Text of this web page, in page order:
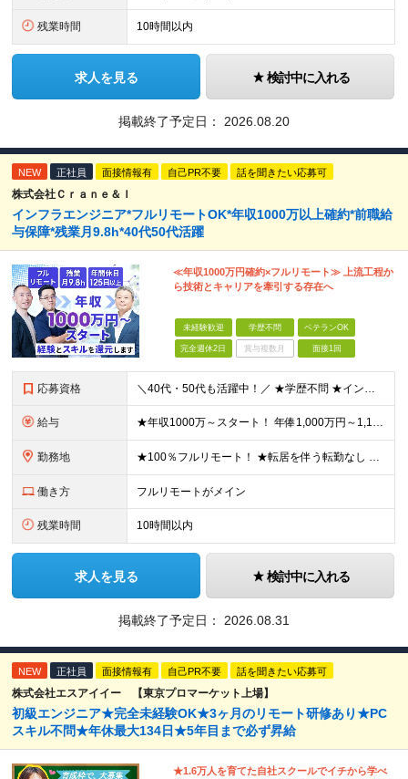
残業時間 10時間以内
求人を見る 検討中に入れる
掲載終了予定日： 2026.08.20
NEW 正社員 面接情報有 自己PR不要 話を聞きたい応募可
株式会社Ｃｒａｎｅ＆Ｉ
インフラエンジニア*フルリモートOK*年収1000万以上確約*前職給
与保障*残業月9.8h*40代50代活躍
≪年収1000万円確約×フルリモート≫ 上流工程か
ら技術とキャリアを牽引する存在へ
未経験歓迎 学歴不問 ベテランOK
完全週休2日 賞与複数月 面接1回
応募資格 ＼40代・50代も活躍中！／ ★学歴不問 ★インフラエンジニアの経験を5年以上お持ちの方 ≪こんな方にピッタリです！≫ ◎自身の市場価値を正当に評価してほしい ◎今より年収をアップさせたい ◎多彩な
給与 ★年収1000万～スタート！ 年俸1,000万円～1,162万8,000円（12分割） ※経験・スキルを考慮の上決定します ※上記金額には固定残業代（月30h分・158,400円～184,000円
勤務地 ★100％フルリモート！ ★転居を伴う転勤なし 本社またはプロジェクト先にて勤務いただきます！ ※プロジェクト先は一都三県及び23区内がメイン 【本社】 東京都新宿区神楽坂1-2 研究社英語センタ
働き方 フルリモートがメイン
残業時間 10時間以内
求人を見る 検討中に入れる
掲載終了予定日： 2026.08.31
NEW 正社員 面接情報有 自己PR不要 話を聞きたい応募可
株式会社エスアイイー 【東京プロマーケット上場】
初級エンジニア★完全未経験OK★3ヶ月のリモート研修あり★PC
スキル不問★年休最大134日★5年目まで必ず昇給
★1.6万人を育てた自社スクールでイチから学べ